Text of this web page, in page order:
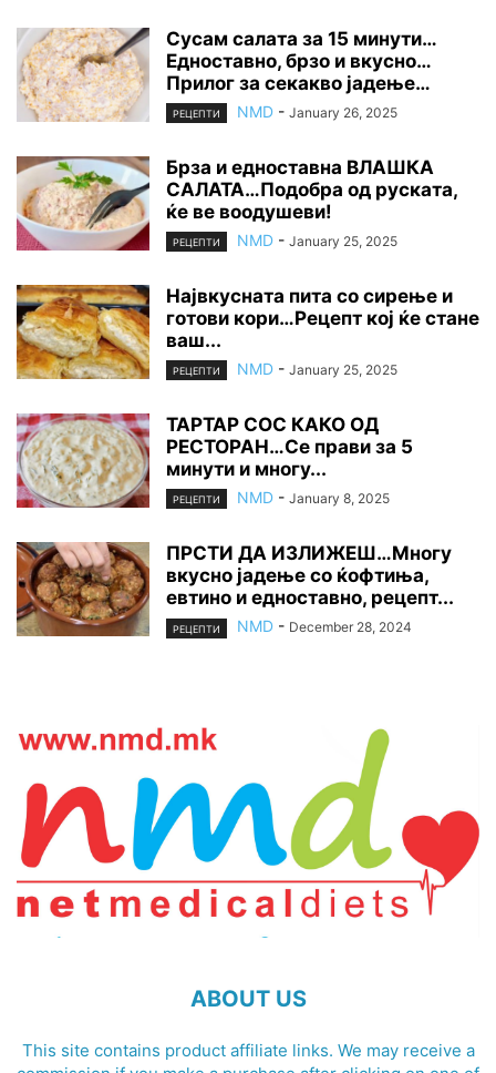
Сусам салата за 15 минути…
Едноставно, брзо и вкусно…
Прилог за секакво јадење…
РЕЦЕПТИ NMD - January 26, 2025
Брза и едноставна ВЛАШКА
САЛАТА…Подобра од руската,
ќе ве воодушеви!
РЕЦЕПТИ NMD - January 25, 2025
Највкусната пита со сирење и
готови кори…Рецепт кој ќе стане
ваш...
РЕЦЕПТИ NMD - January 25, 2025
ТАРТАР СОС КАКО ОД
РЕСТОРАН…Се прави за 5
минути и многу...
РЕЦЕПТИ NMD - January 8, 2025
ПРСТИ ДА ИЗЛИЖЕШ…Многу
вкусно јадење со ќофтиња,
евтино и едноставно, рецепт...
РЕЦЕПТИ NMD - December 28, 2024
ABOUT US
This site contains product affiliate links. We may receive a